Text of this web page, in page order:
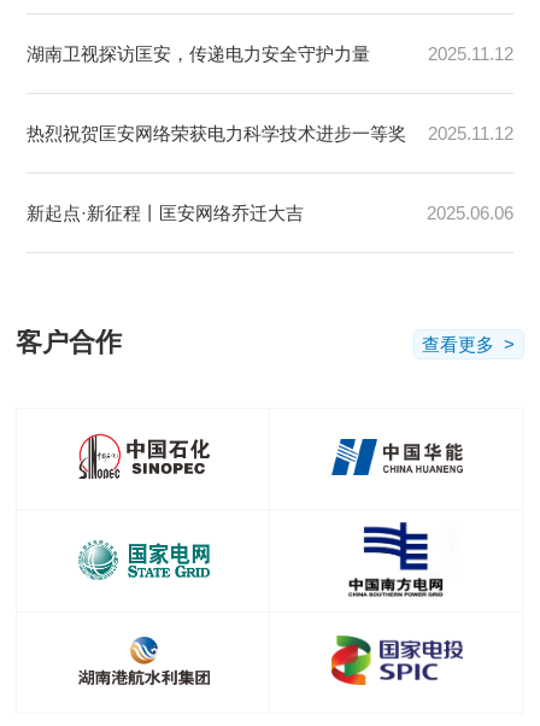
2025.11.12
湖南卫视探访匡安，传递电力安全守护力量
2025.11.12
热烈祝贺匡安网络荣获电力科学技术进步一等奖
2025.06.06
新起点·新征程丨匡安网络乔迁大吉
客户合作 查看更多 >